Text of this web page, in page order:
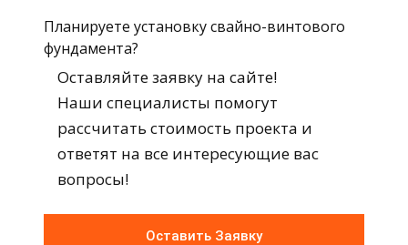
Планируете установку свайно-винтового
фундамента?
Оставляйте заявку на сайте!
Наши специалисты помогут
рассчитать стоимость проекта и
ответят на все интересующие вас
вопросы!
Оставить Заявку